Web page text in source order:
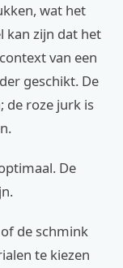
wat het
kan zijn dat het
van een
geschikt. De
de roze jurk is
De
de schmink
te kiezen